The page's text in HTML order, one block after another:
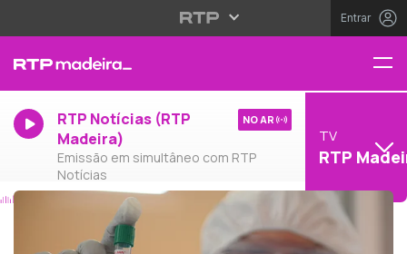
Entrar
RTP Notícias (RTP
Madeira)
Emissão em simultâneo com RTP
Notícias
NO AR
TV
RTP